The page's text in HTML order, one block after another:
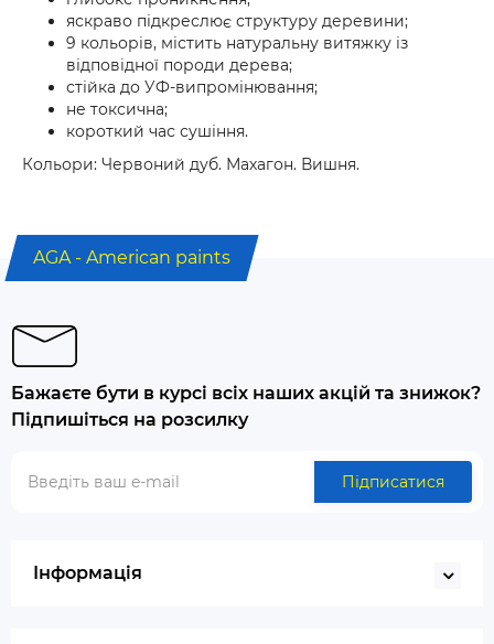
яскраво підкреслює структуру деревини;
9 кольорів, містить натуральну витяжку із
відповідної породи дерева;
стійка до УФ-випромінювання;
не токсична;
короткий час сушіння.
Кольори: Червоний дуб. Махагон. Вишня.
AGA - American paints
Бажаєте бути в курсі всіх наших акцій та знижок?
Підпишіться на розсилку
Підписатися
Інформація